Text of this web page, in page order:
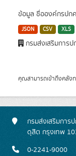
ข้อมูล ชื่อองค์กรปก
JSON CSV XLS
กรมส่งเสริมการ
คุณสามารถเข้าถึงคลัง
กรมส่งเสริมการ
ดุสิต กรุงเทพ
0-2241-9000